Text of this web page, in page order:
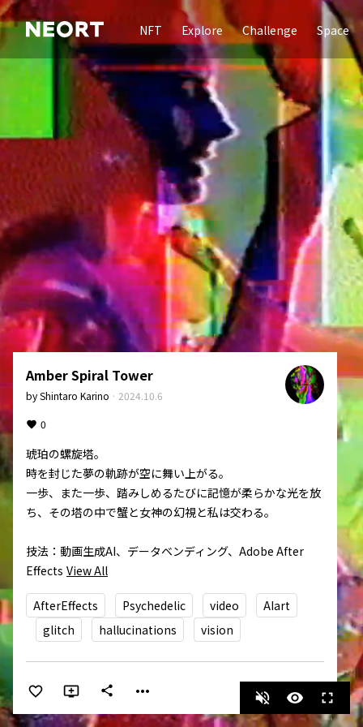
NFT Explore Challenge Space
Amber Spiral Tower
byShintaro Karino · 2024.10.6
0
琥珀の螺旋塔。
時を封じた夢の軌跡が空に舞い上がる。
一歩、また一歩、踏みしめるたびに記憶が柔らかな光を放
ち、その塔の中で蟹と女神の幻視と私は交わる。
技法：動画生成AI、データベンディング、Adobe After
Effects View All
AfterEffects Psychedelic video
AIart
glitch
hallucinations vision
share more_horiz volume_off visibility fullscreen